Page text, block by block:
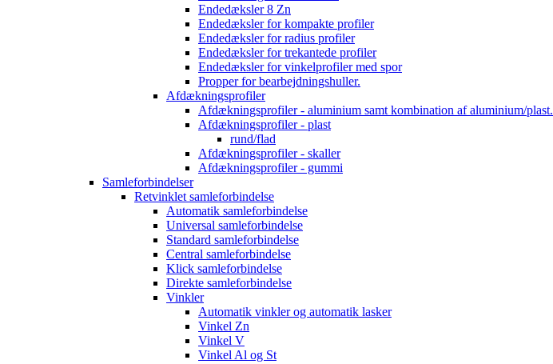
Endedæksler 8 Zn
Endedæksler for kompakte profiler
Endedæksler for radius profiler
Endedæksler for trekantede profiler
Endedæksler for vinkelprofiler med spor
Propper for bearbejdningshuller.
Afdækningsprofiler
Afdækningsprofiler - aluminium samt kombination af aluminium/plast.
Afdækningsprofiler - plast
rund/flad
Afdækningsprofiler - skaller
Afdækningsprofiler - gummi
Samleforbindelser
Retvinklet samleforbindelse
Automatik samleforbindelse
Universal samleforbindelse
Standard samleforbindelse
Central samleforbindelse
Klick samleforbindelse
Direkte samleforbindelse
Vinkler
Automatik vinkler og automatik lasker
Vinkel Zn
Vinkel V
Vinkel Al og St